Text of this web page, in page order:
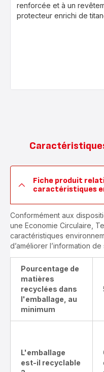
renforcée et à un
protecteur enrichi de
Fiche produit
caractéristiques
Conformément aux
une Economie Circulaire,
caractéristiques
d’améliorer l’information
Pourcentage de
matières
recyclées dans
l'emballage, au
minimum
L'emballage
est-il recyclable